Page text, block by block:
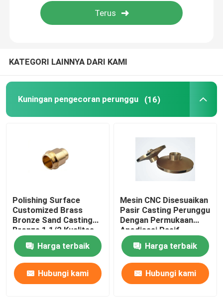
Lembaran tembaga
Busing dan Bantalan
KATEGORI LAINNYA DARI KAMI
Kuningan pengecoran perunggu (16)
Polishing Surface
Customized Brass
Bronze Sand Casting
Bronze 1 1/2 Kualitas
tinggi
Harga terbaik
Hubungi kami
Mesin CNC Disesuaikan
Pasir Casting Perunggu
Dengan Permukaan
Anodisasi Pasif
Harga terbaik
Hubungi kami